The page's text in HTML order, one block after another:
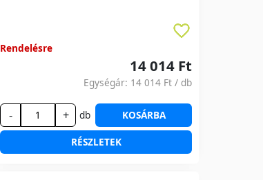
Rendelésre
14 014 Ft
Egységár: 14 014 Ft / db
- + db KOSÁRBA
RÉSZLETEK